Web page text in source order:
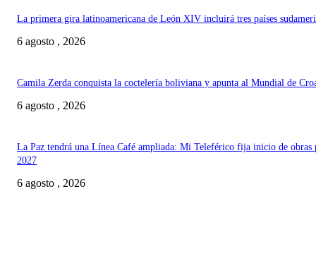
La primera gira latinoamericana de León XIV incluirá tres países
6 agosto , 2026
Camila Zerda conquista la coctelería boliviana y apunta al Mundial de
6 agosto , 2026
La Paz tendrá una Línea Café ampliada: Mi Teleférico fija inicio de obras
2027
6 agosto , 2026